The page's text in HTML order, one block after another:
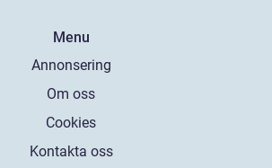
Menu
Annonsering
Om oss
Cookies
Kontakta oss